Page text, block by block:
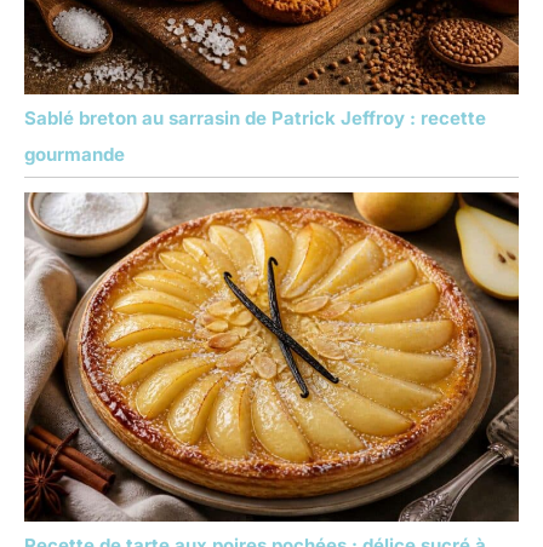
Sablé breton au sarrasin de Patrick Jeffroy : recette
gourmande